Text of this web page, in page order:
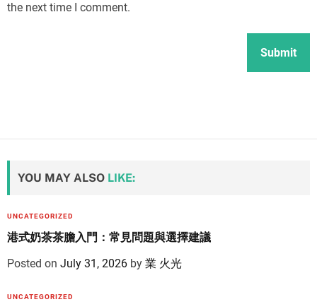
the next time I comment.
YOU MAY ALSO LIKE:
UNCATEGORIZED
港式奶茶茶膽入門：常見問題與選擇建議
Posted on July 31, 2026 by 業 火光
UNCATEGORIZED